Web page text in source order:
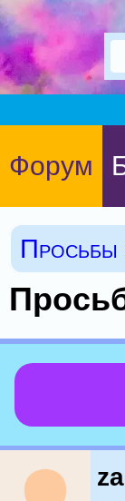
Форум
Просьбы